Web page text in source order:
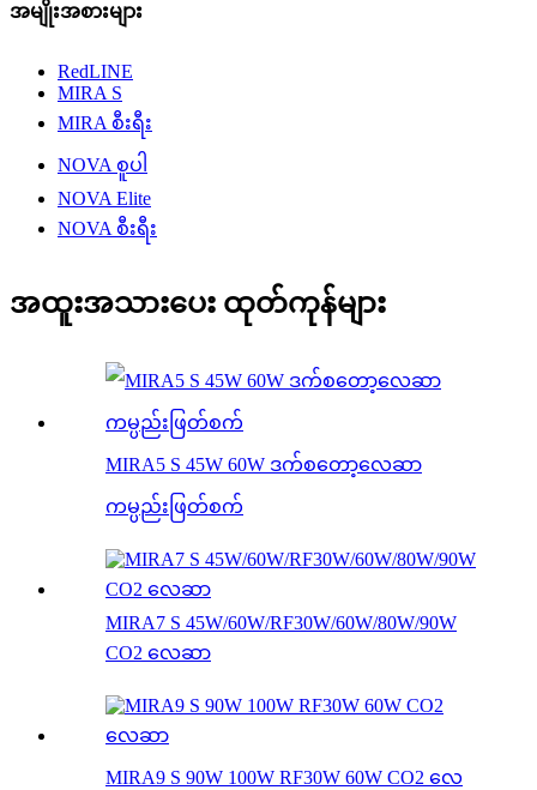
အမျိုးအစားများ
RedLINE
MIRA S
MIRA စီးရီး
NOVA စူပါ
NOVA Elite
NOVA စီးရီး
အထူးအသားပေး ထုတ်ကုန်များ
MIRA5 S 45W 60W ဒက်စတော့လေဆာ
ကမ္ပည်းဖြတ်စက်
MIRA7 S 45W/60W/RF30W/60W/80W/90W
CO2 လေဆာ
MIRA9 S 90W 100W RF30W 60W CO2 လေ